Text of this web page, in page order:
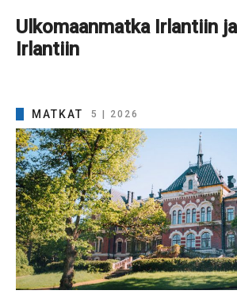
Ulkomaanmatka Irlantiin
Irlantiin
MATKAT 5 | 2026